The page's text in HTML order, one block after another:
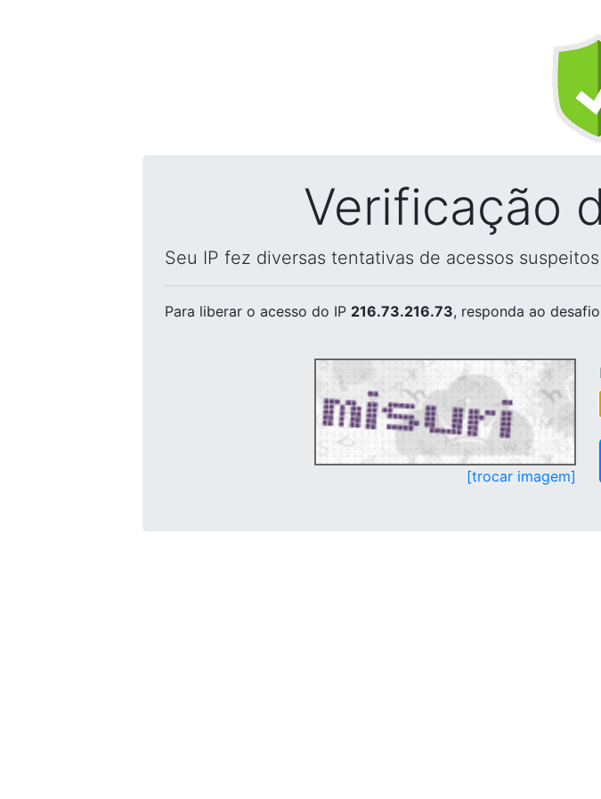
Verificação
Seu IP fez diversas tentativas de acessos
Para liberar o acesso do IP 216.73.216.73, responda ao
[trocar imagem]